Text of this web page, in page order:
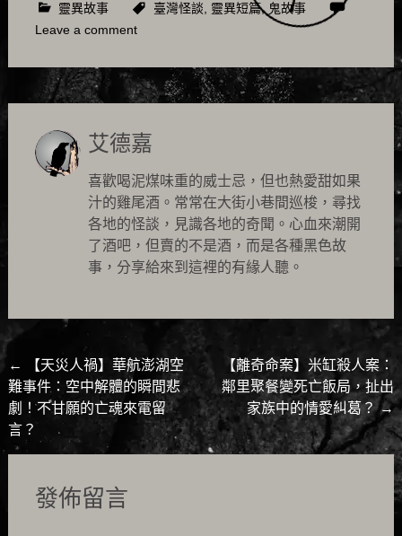
靈異故事 臺灣怪談 靈異短篇, 鬼故事
Leave a comment
艾德嘉
喜歡喝泥煤味重的威士忌，但也熱愛甜如果
汁的雞尾酒。常常在大街小巷間巡梭，尋找
各地的怪談，見識各地的奇聞。心血來潮開
了酒吧，但賣的不是酒，而是各種黑色故
事，分享給來到這裡的有緣人聽。
Post
navigation
←
【天災人禍】華航澎湖空
難事件：空中解體的瞬間悲
劇！不甘願的亡魂來電留
言？
【離奇命案】米缸殺人案：
鄰里聚餐變死亡飯局，扯出
家族中的情愛糾葛？→
發佈留言